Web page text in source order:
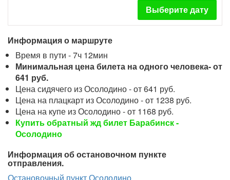
Выберите дату
Информация о маршруте
Время в пути - 7ч 12мин
Минимальная цена билета на одного человека- от
641 руб.
Цена сидячего из Осолодино - от 641 руб.
Цена на плацкарт из Осолодино - от 1238 руб.
Цена на купе из Осолодино - от 1168 руб.
Купить обратный жд билет Барабинск -
Осолодино
Информация об остановочном пункте
отправления.